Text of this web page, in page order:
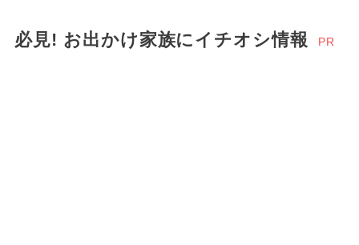
必見! お出かけ家族にイチオシ情報 PR